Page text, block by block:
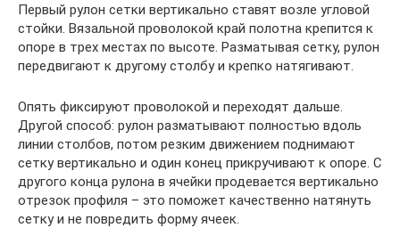
Первый рулон сетки вертикально ставят возле угловой
стойки. Вязальной проволокой край полотна крепится к
опоре в трех местах по высоте. Разматывая сетку, рулон
передвигают к другому столбу и крепко натягивают.
Опять фиксируют проволокой и переходят дальше.
Другой способ: рулон разматывают полностью вдоль
линии столбов, потом резким движением поднимают
сетку вертикально и один конец прикручивают к опоре. С
другого конца рулона в ячейки продевается вертикально
отрезок профиля – это поможет качественно натянуть
сетку и не повредить форму ячеек.